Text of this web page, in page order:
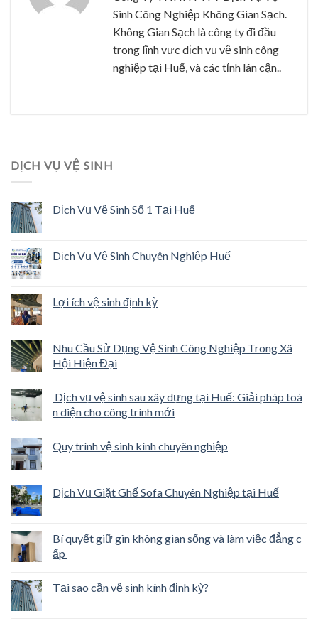
Sinh Công Nghiệp Không Gian Sạch.
Không Gian Sạch là công ty đi đầu
trong lĩnh vực dịch vụ vệ sinh công
nghiệp tại Huế, và các tỉnh lân cận..
DỊCH VỤ VỆ SINH
Dịch Vụ Vệ Sinh Số 1 Tại Huế
Dịch Vụ Vệ Sinh Chuyên Nghiệp Huế
Lợi ích vệ sinh định kỳ
Nhu Cầu Sử Dụng Vệ Sinh Công Nghiệp Trong Xã
Hội Hiện Đại
Dịch vụ vệ sinh sau xây dựng tại Huế: Giải pháp toà
n diện cho công trình mới
Quy trình vệ sinh kính chuyên nghiệp
Dịch Vụ Giặt Ghế Sofa Chuyên Nghiệp tại Huế
Bí quyết giữ gìn không gian sống và làm việc đẳng c
ấp
Tại sao cần vệ sinh kính định kỳ?